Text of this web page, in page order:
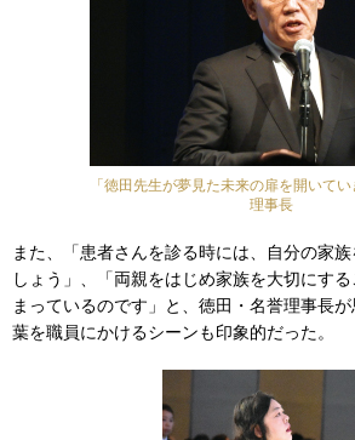
「徳田先生が夢見た未来の扉を開いて
理事長
また、「患者さんを診る時には、自分の家
しょう」、「両親をはじめ家族を大切にす
まっているのです」と、徳田・名誉理事長
葉を職員にかけるシーンも印象的だった。